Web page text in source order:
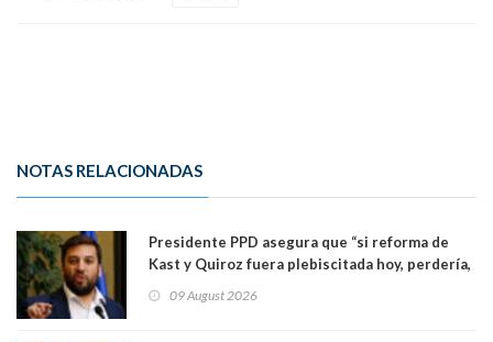
NOTAS RELACIONADAS
Presidente PPD asegura que “si reforma de
Kast y Quiroz fuera plebiscitada hoy, perdería,
a favor de la oposición, sería una victoria de la
09 August 2026